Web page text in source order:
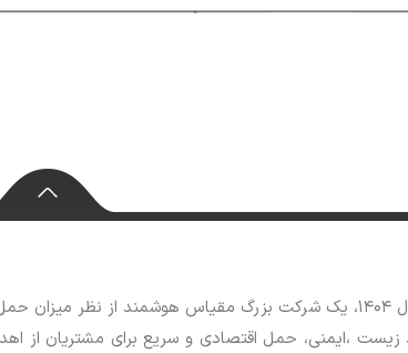
بود .
زیست ،ایمنی، حمل اقتصادی و سریع برای مشتریان